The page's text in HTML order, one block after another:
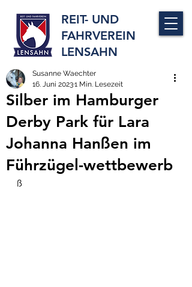
REIT- UND
FAHRVEREIN
LENSAHN
Silber im Hamburger
Derby Park für Lara
Johanna Hanßen im
Führzügel-wettbewerb
Susanne Waechter
16. Juni 20231 Min. Lesezeit
ß